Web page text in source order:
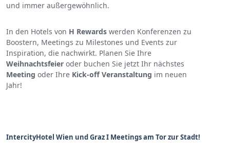
und immer außergewöhnlich.
In den Hotels von H Rewards werden Konferenzen zu
Boostern, Meetings zu Milestones und Events zur
Inspiration, die nachwirkt. Planen Sie Ihre
Weihnachtsfeier oder buchen Sie jetzt Ihr nächstes
Meeting oder Ihre Kick-off Veranstaltung im neuen
Jahr!
IntercityHotel Wien und Graz I Meetings am Tor zur Stadt!